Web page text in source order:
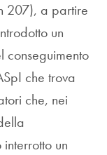
207), a partire
un
conseguimento
che trova
che, nei
un